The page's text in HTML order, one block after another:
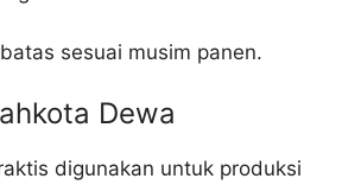
sesuai musim panen.
Dewa
digunakan untuk produksi